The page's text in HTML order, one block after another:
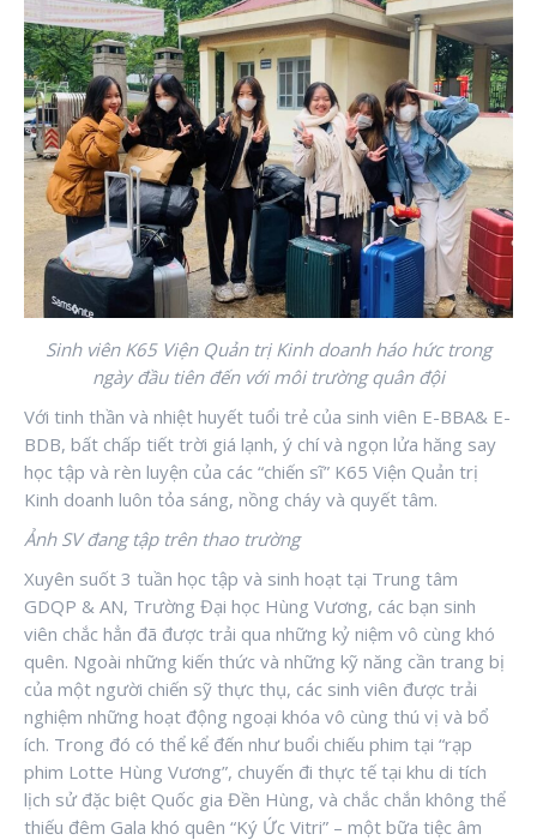
Sinh viên K65 Viện Quản trị Kinh doanh háo hức trong
ngày đầu tiên đến với môi trường quân đội
Với tinh thần và nhiệt huyết tuổi trẻ của sinh viên E-BBA& E-
BDB, bất chấp tiết trời giá lạnh, ý chí và ngọn lửa hăng say
học tập và rèn luyện của các “chiến sĩ” K65 Viện Quản trị
Kinh doanh luôn tỏa sáng, nồng cháy và quyết tâm.
Ảnh SV đang tập trên thao trường
Xuyên suốt 3 tuần học tập và sinh hoạt tại Trung tâm
GDQP & AN, Trường Đại học Hùng Vương, các bạn sinh
viên chắc hẳn đã được trải qua những kỷ niệm vô cùng khó
quên. Ngoài những kiến thức và những kỹ năng cần trang bị
của một người chiến sỹ thực thụ, các sinh viên được trải
nghiệm những hoạt động ngoại khóa vô cùng thú vị và bổ
ích. Trong đó có thể kể đến như buổi chiếu phim tại “rạp
phim Lotte Hùng Vương”, chuyến đi thực tế tại khu di tích
lịch sử đặc biệt Quốc gia Đền Hùng, và chắc chắn không thể
thiếu đêm Gala khó quên “Ký Ức Vitri” – một bữa tiệc âm